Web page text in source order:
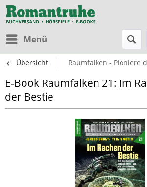
Menü
Übersicht Raumfalken - Pioniere
E-Book Raumfalken 21: Im
der Bestie